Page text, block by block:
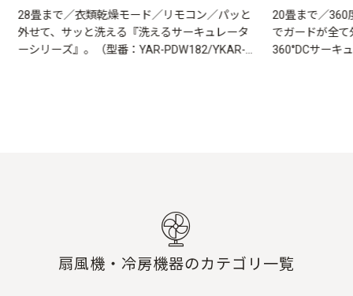
28畳まで／衣類乾燥モード／リモコン／パッと
外せて、サッと洗える『洗えるサーキュレータ
ーシリーズ』。（型番：YAR-PDW182/YKAR-
20畳まで／360
でガードが全
360°DCサーキ
扇風機・冷房機器のカテゴリ一覧